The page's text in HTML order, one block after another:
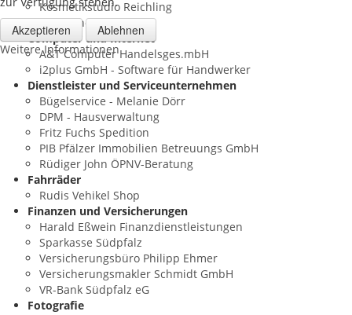
Kosmetikstudio Reichling
Salon Thomas
Computer und Internet
A&T Computer Handelsges.mbH
i2plus GmbH - Software für Handwerker
Dienstleister und Serviceunternehmen
Bügelservice - Melanie Dörr
DPM - Hausverwaltung
Fritz Fuchs Spedition
PIB Pfälzer Immobilien Betreuungs GmbH
Rüdiger John ÖPNV-Beratung
Fahrräder
Rudis Vehikel Shop
Finanzen und Versicherungen
Harald Eßwein Finanzdienstleistungen
Sparkasse Südpfalz
Versicherungsbüro Philipp Ehmer
Versicherungsmakler Schmidt GmbH
VR-Bank Südpfalz eG
Fotografie
Akzeptieren Ablehnen
Weitere Informationen